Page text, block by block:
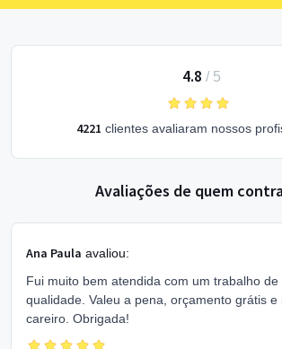
4.8 / 5
4221 clientes avaliaram nossos
Avaliações de quem
Ana Paula avaliou:
Fui muito bem atendida com um trabalho de
qualidade. Valeu a pena, orçamento grátis e
careiro. Obrigada!